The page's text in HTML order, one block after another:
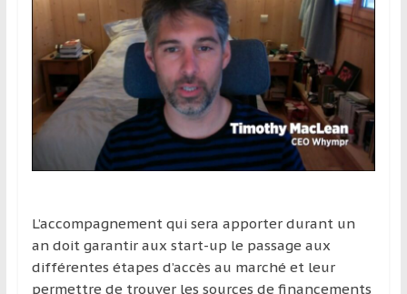
L’accompagnement qui sera apporter durant un
an doit garantir aux start-up le passage aux
différentes étapes d’accès au marché et leur
permettre de trouver les sources de financements